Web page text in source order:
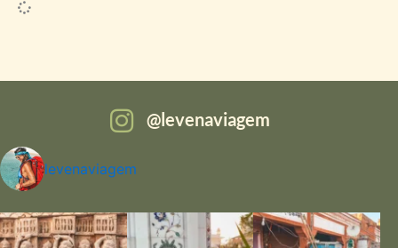
levenaviagem
levenaviagem